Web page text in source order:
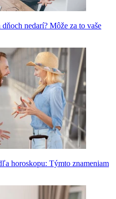
nedarí? Môže za to vaše
horoskopu: Týmto znameniam